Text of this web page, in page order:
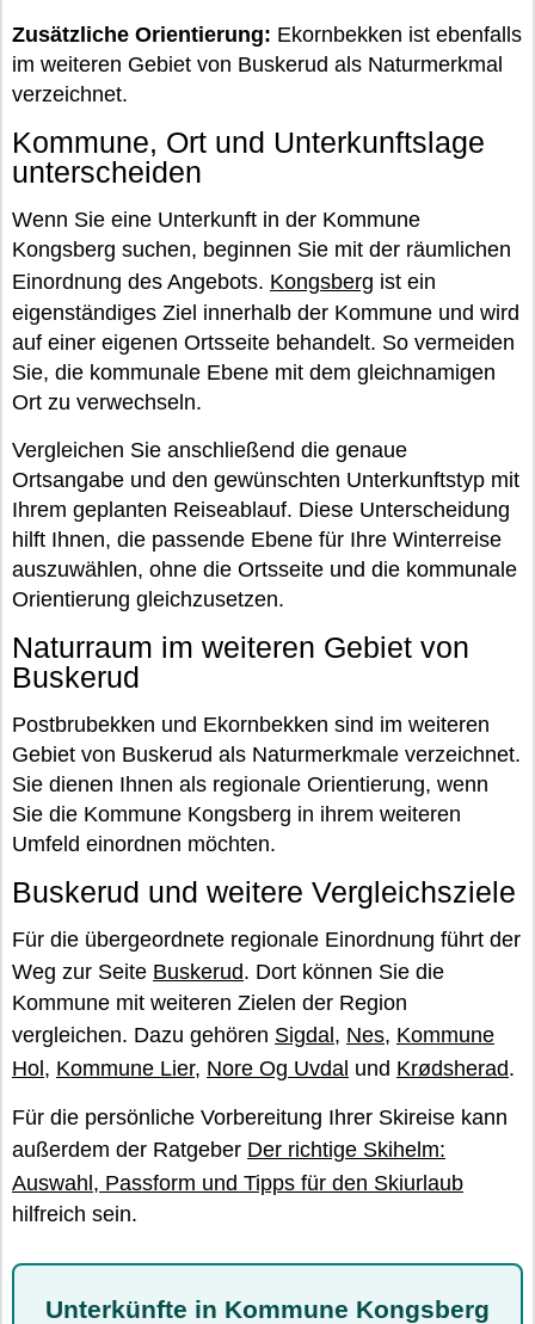
Zusätzliche Orientierung: Ekornbekken ist ebenfalls
im weiteren Gebiet von Buskerud als Naturmerkmal
verzeichnet.
Kommune, Ort und Unterkunftslage
unterscheiden
Wenn Sie eine Unterkunft in der Kommune
Kongsberg suchen, beginnen Sie mit der räumlichen
Einordnung des Angebots. Kongsberg ist ein
eigenständiges Ziel innerhalb der Kommune und wird
auf einer eigenen Ortsseite behandelt. So vermeiden
Sie, die kommunale Ebene mit dem gleichnamigen
Ort zu verwechseln.
Vergleichen Sie anschließend die genaue
Ortsangabe und den gewünschten Unterkunftstyp mit
Ihrem geplanten Reiseablauf. Diese Unterscheidung
hilft Ihnen, die passende Ebene für Ihre Winterreise
auszuwählen, ohne die Ortsseite und die kommunale
Orientierung gleichzusetzen.
Naturraum im weiteren Gebiet von
Buskerud
Postbrubekken und Ekornbekken sind im weiteren
Gebiet von Buskerud als Naturmerkmale verzeichnet.
Sie dienen Ihnen als regionale Orientierung, wenn
Sie die Kommune Kongsberg in ihrem weiteren
Umfeld einordnen möchten.
Buskerud und weitere Vergleichsziele
Für die übergeordnete regionale Einordnung führt der
Weg zur Seite Buskerud. Dort können Sie die
Kommune mit weiteren Zielen der Region
vergleichen. Dazu gehören Sigdal , Nes, Kommune
Hol , Kommune Lier, Nore Og Uvdal und Krødsherad.
Für die persönliche Vorbereitung Ihrer Skireise kann
außerdem der Ratgeber Der richtige Skihelm:
Auswahl, Passform und Tipps für den Skiurlaub
hilfreich sein.
Unterkünfte in Kommune Kongsberg